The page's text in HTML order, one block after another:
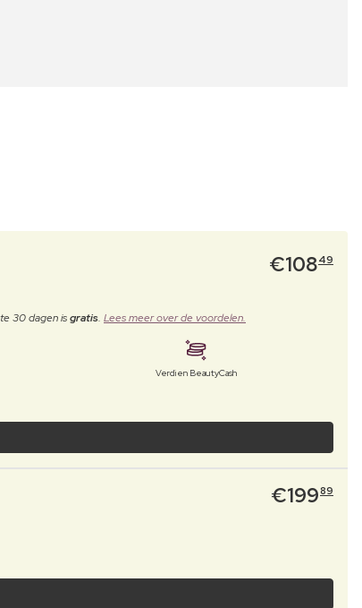
€10849
30 dagen isgratis. Lees meer over de voordelen.
Verdien BeautyCash
€19989